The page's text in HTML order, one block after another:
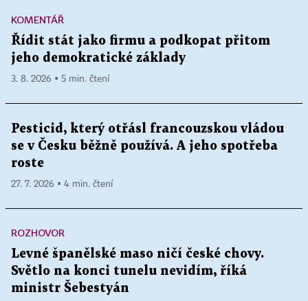
KOMENTÁŘ
Řídit stát jako firmu a podkopat přitom
jeho demokratické základy
3. 8. 2026 ▪ 5 min. čtení
Pesticid, který otřásl francouzskou vládou
se v Česku běžně používá. A jeho spotřeba
roste
27. 7. 2026 ▪ 4 min. čtení
ROZHOVOR
Levné španělské maso ničí české chovy.
Světlo na konci tunelu nevidím, říká
ministr Šebestyán